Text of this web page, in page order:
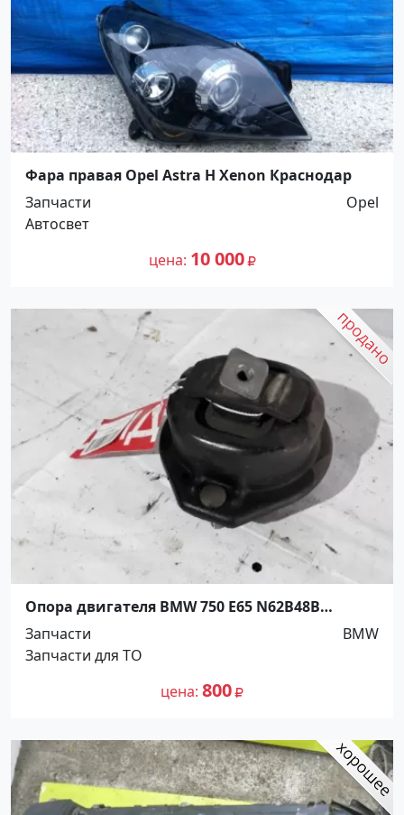
Фара правая Opel Astra H Xenon Краснодар
Запчасти
Opel
Автосвет
цена 10 000
Опора двигателя BMW 750 E65 N62B48B
Краснодар
Запчасти
BMW
Запчасти для ТО
цена 800